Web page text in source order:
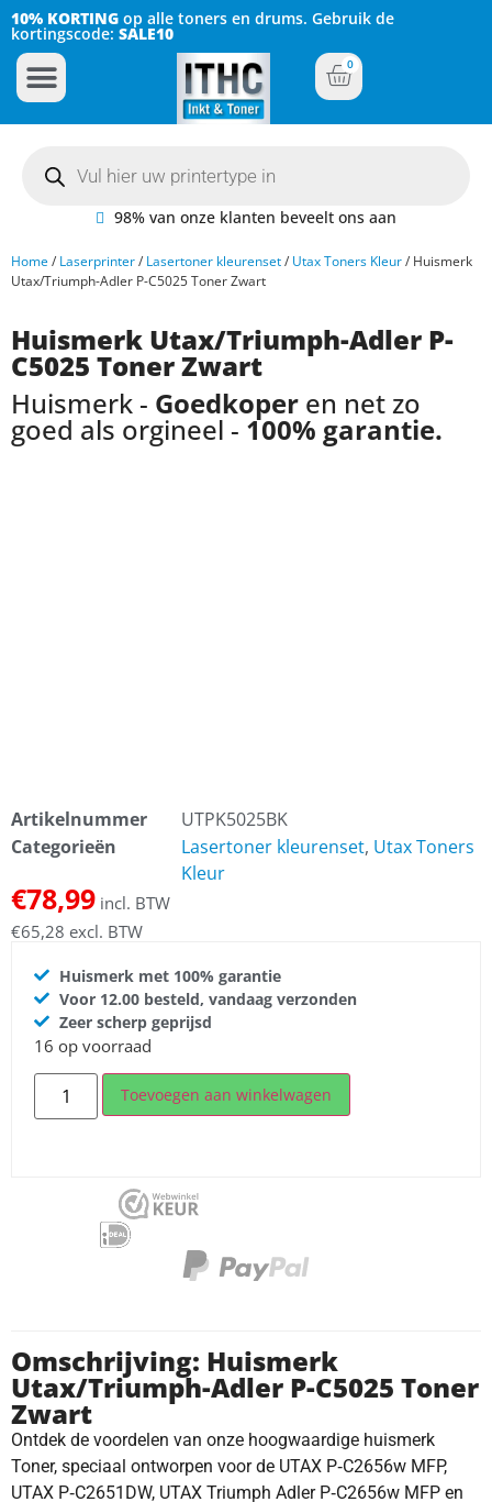
10% KORTING op alle toners en drums. Gebruik de
kortingscode: SALE10
0
98% van onze klanten beveelt ons aan
Home/ Laserprinter/ Lasertoner kleurenset/ Utax Toners Kleur/ Huismerk
Utax/Triumph-Adler P-C5025 Toner Zwart
Huismerk Utax/Triumph-Adler P-
C5025 Toner Zwart
Huismerk - Goedkoper en net zo
goed als orgineel - 100% garantie.
Artikelnummer
UTPK5025BK
Categorieën
Lasertoner kleurenset, Utax Toners
Kleur
€78,99 incl. BTW
€65,28 excl. BTW
Huismerk met 100% garantie
Voor 12.00 besteld, vandaag verzonden
Zeer scherp geprijsd
16 op voorraad
Toevoegen aan winkelwagen
Omschrijving: Huismerk
Utax/Triumph-Adler P-C5025 Toner
Zwart
Ontdek de voordelen van onze hoogwaardige huismerk
Toner, speciaal ontworpen voor de UTAX P‐C2656w MFP,
UTAX P‐C2651DW, UTAX Triumph Adler P‐C2656w MFP en